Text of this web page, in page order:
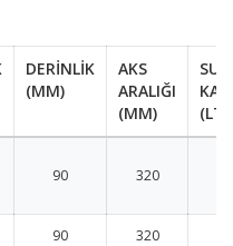
DERİNLİK
(MM)
AKS
ARALIĞI
(MM)
SU
(LT)
90 320
90 320